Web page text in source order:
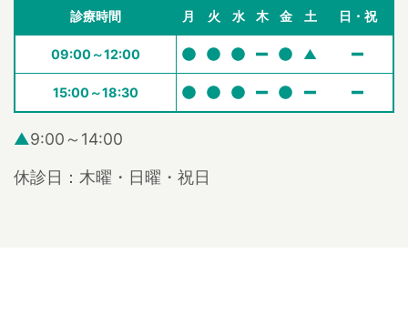
診療時間 月 火 水 木 金 土 日・祝
09:00～12:00 ▲
15:00～18:30
▲9:00～14:00
休診日：木曜・日曜・祝日